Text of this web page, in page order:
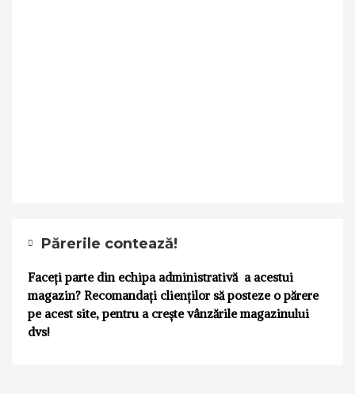
Părerile contează!
Faceți parte din echipa administrativă a acestui
magazin? Recomandați clienților să posteze o părere
pe acest site, pentru a crește vânzările magazinului
dvs!